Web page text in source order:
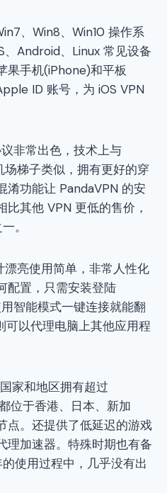
、Win8、Win10 操作系
Android、Linux 常见设备
果手机(iPhone)和平板
ID 账号，为 iOS VPN
非常出色，技术上与
场梯子类似，拥有更好的穿
淆功能让 PandaVPN 的安
其他 VPN 更低的售价，
。
亮使用简单，非常人性化
配置，只需安装登陆
智能模式一键连接就能翻
以代理电脑上其他应用程
家和地区拥有超过
位于香港、日本、新加
点。还提供了低延迟的游戏
理加速器。特殊时期也有备
使用过程中，几乎没有出